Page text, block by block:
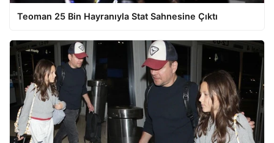
Teoman 25 Bin Hayranıyla Stat Sahnesine Çıktı